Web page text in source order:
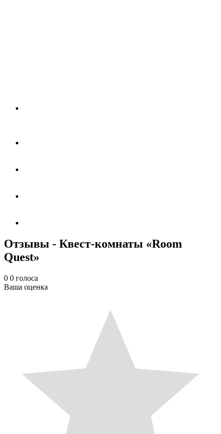
Отзывы - Квест-комнаты «Room
Quest»
0 0 голоса
Ваша оценка